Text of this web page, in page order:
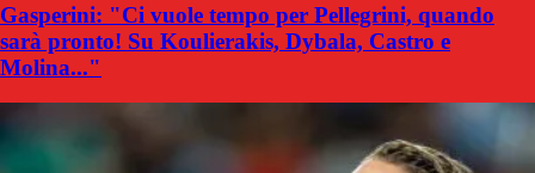
Gasperini: "Ci vuole tempo per Pellegrini, quando
sarà pronto! Su Koulierakis, Dybala, Castro e
Molina..."